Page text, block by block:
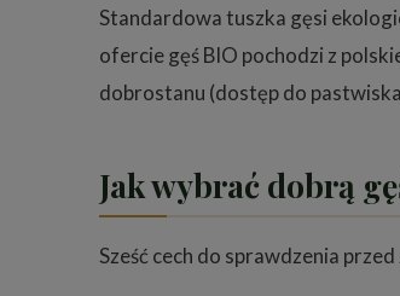
Standardowa tuszka gęsi
ofercie gęś BIO pochodzi z
dobrostanu (dostęp do
Jak wybrać dobrą
Sześć cech do sprawdzenia